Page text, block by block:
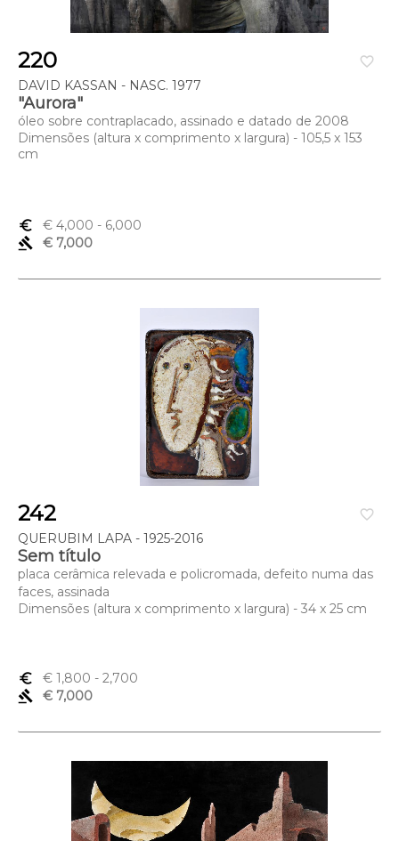
favorite_border
220
DAVID KASSAN - NASC. 1977
"Aurora"
óleo sobre contraplacado, assinado e datado de 2008
Dimensões (altura x comprimento x largura) - 105,5 x 153
cm
euro_symbol € 4,000 - 6,000
gavel
€ 7,000
favorite_border
242
QUERUBIM LAPA - 1925-2016
Sem título
placa cerâmica relevada e policromada, defeito numa das
faces, assinada
Dimensões (altura x comprimento x largura) - 34 x 25 cm
euro_symbol € 1,800 - 2,700
gavel
€ 7,000